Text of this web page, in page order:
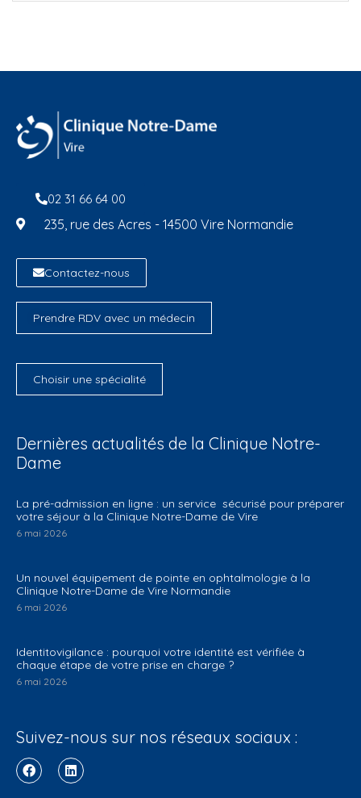
02 31 66 64 00
235, rue des Acres - 14500 Vire Normandie
Contactez-nous
Prendre RDV avec un médecin
Choisir une spécialité
Dernières actualités de la Clinique Notre-
Dame
La pré-admission en ligne : un service sécurisé pour préparer
votre séjour à la Clinique Notre-Dame de Vire
6 mai 2026
Un nouvel équipement de pointe en ophtalmologie à la
Clinique Notre-Dame de Vire Normandie
6 mai 2026
Identitovigilance : pourquoi votre identité est vérifiée à
chaque étape de votre prise en charge ?
6 mai 2026
Suivez-nous sur nos réseaux sociaux :